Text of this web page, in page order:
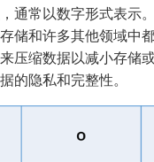
通常以数字形式表示
储和许多其他领域中
压缩数据以减小存储
的隐私和完整性。